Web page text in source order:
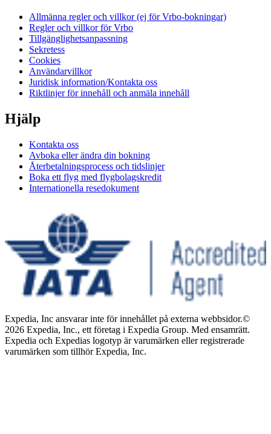
Allmänna regler och villkor (ej för Vrbo-bokningar)
Regler och villkor för Vrbo
Tillgänglighetsanpassning
Sekretess
Cookies
Användarvillkor
Juridisk information/Kontakta oss
Riktlinjer för innehåll och anmäla innehåll
Hjälp
Kontakta oss
Avboka eller ändra din bokning
Återbetalningsprocess och tidslinjer
Boka ett flyg med flygbolagskredit
Internationella resedokument
Expedia, Inc ansvarar inte för innehållet på externa webbsidor.©
2026 Expedia, Inc., ett företag i Expedia Group. Med ensamrätt.
Expedia och Expedias logotyp är varumärken eller registrerade
varumärken som tillhör Expedia, Inc.